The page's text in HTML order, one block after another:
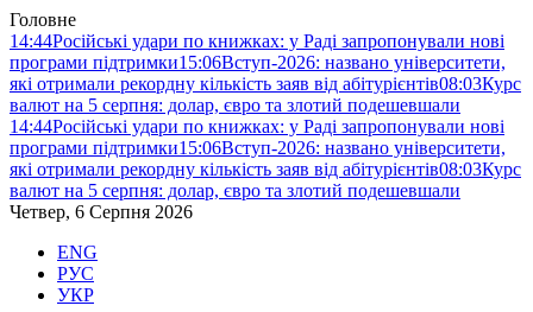
Головне
14:44Російські удари по книжках: у Раді запропонували нові
програми підтримки15:06Вступ-2026: названо університети,
які отримали рекордну кількість заяв від абітурієнтів08:03Курс
валют на 5 серпня: долар, євро та злотий подешевшали
14:44Російські удари по книжках: у Раді запропонували нові
програми підтримки15:06Вступ-2026: названо університети,
які отримали рекордну кількість заяв від абітурієнтів08:03Курс
валют на 5 серпня: долар, євро та злотий подешевшали
Четвер, 6 Серпня 2026
ENG
РУС
УКР